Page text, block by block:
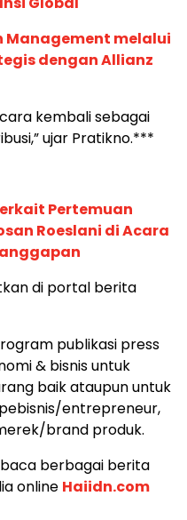
Management melalui
dengan Allianz
kembali sebagai
ujar Pratikno.***
Pertemuan
Roeslani di Acara
di portal berita
publikasi press
& bisnis untuk
baik ataupun untuk
entrepreneur,
brand produk.
berbagai berita
online Haiidn.com